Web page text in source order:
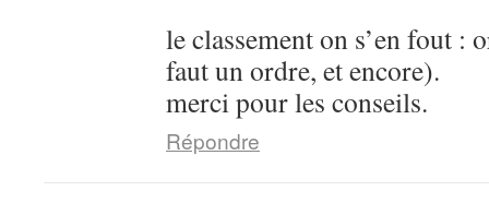
le classement on s’en fout :
faut un ordre, et encore).
merci pour les conseils.
Répondre